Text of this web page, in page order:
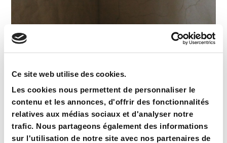
Ce site web utilise des cookies.
Les cookies nous permettent de personnaliser le
contenu et les annonces, d'offrir des fonctionnalités
relatives aux médias sociaux et d'analyser notre
trafic. Nous partageons également des informations
sur l'utilisation de notre site avec nos partenaires de